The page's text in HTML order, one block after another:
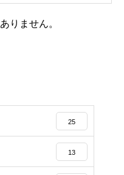
りません。
25
13